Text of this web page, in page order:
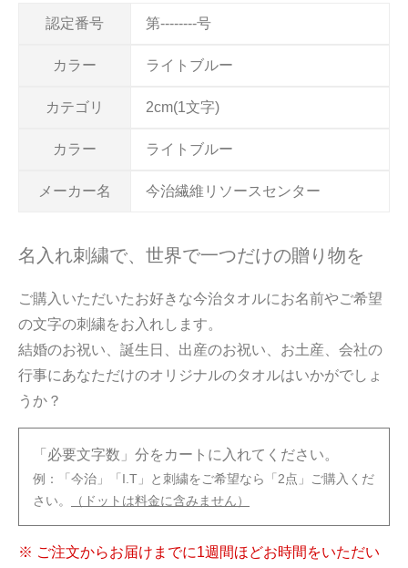
認定番号 第--------号
カラー ライトブルー
カテゴリ 2cm(1文字)
カラー ライトブルー
メーカー名 今治繊維リソースセンター
名入れ刺繍で、世界で一つだけの贈り物を
ご購入いただいたお好きな今治タオルにお名前やご希望
の文字の刺繍をお入れします。
結婚のお祝い、誕生日、出産のお祝い、お土産、会社の
行事にあなただけのオリジナルのタオルはいかがでしょ
うか？
「必要文字数」分をカートに入れてください。
例：「今治」「I.T」と刺繍をご希望なら「2点」ご購入くだ
さい。
（ドットは料金に含みません）
※ ご注文からお届けまでに1週間ほどお時間をいただい